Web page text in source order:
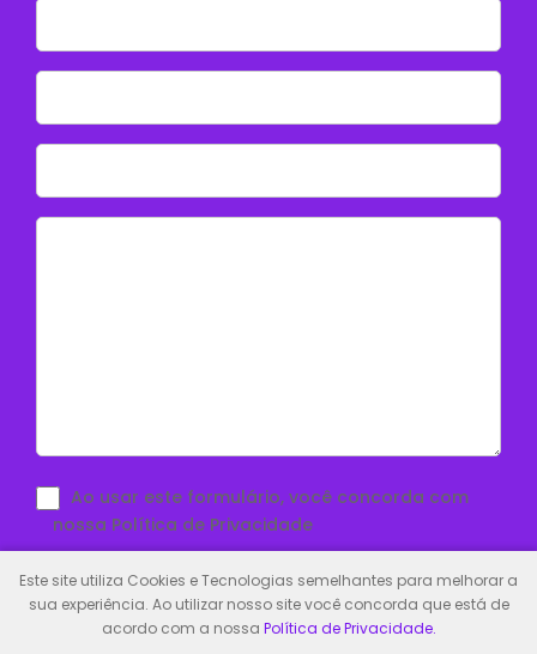
Ao usar este formulário, você concorda com
nossa Política de Privacidade
Este site utiliza Cookies e Tecnologias semelhantes para melhorar a
sua experiência. Ao utilizar nosso site você concorda que está de
acordo com a nossa Política de Privacidade.